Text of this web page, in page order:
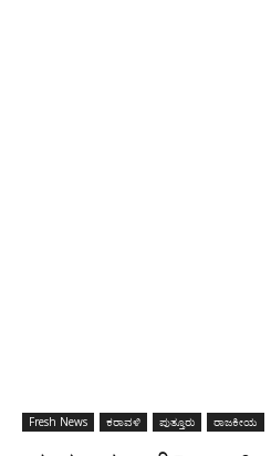
Fresh News ಕರಾವಳಿ ಪುತ್ತೂರು ರಾಜಕೀಯ